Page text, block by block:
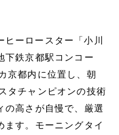
ロースター「小川
下鉄京都駅コンコー
京都内に位置し、朝
タチャンピオンの技術
の高さが自慢で、厳選
ます。モーニングタイ